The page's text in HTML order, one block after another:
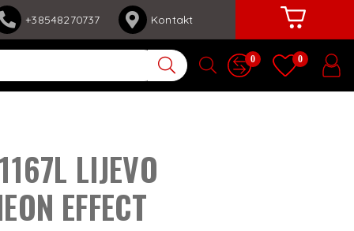
0 0
+38548270737 Kontakt
LIJEVO
EFFECT